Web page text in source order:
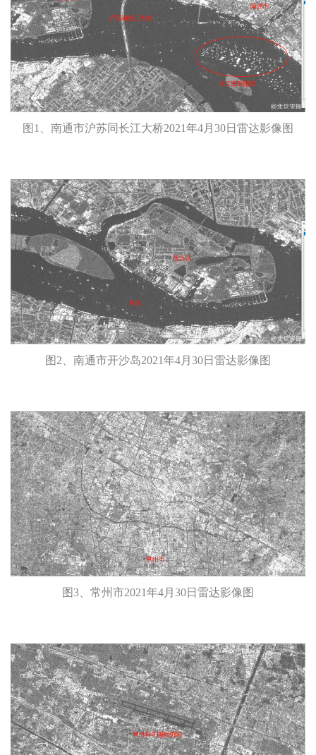
图1、南通市沪苏同长江大桥2021年4月30日雷达影像图
图2、南通市开沙岛2021年4月30日雷达影像图
图3、常州市2021年4月30日雷达影像图